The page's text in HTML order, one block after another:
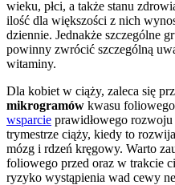
wieku, płci, a także stanu
ilość dla większości z nich
dziennie. Jednakże szczególne
powinny zwrócić szczególną
witaminy.
Dla kobiet w ciąży, zaleca się
mikrogramów kwasu
wsparcie prawidłowego
trymestrze ciąży, kiedy to
mózg i rdzeń kręgowy. Warto
foliowego przed oraz w trakcie
ryzyko wystąpienia wad cewy